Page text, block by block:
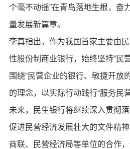
个毫不动摇”在青岛落地生根，奋
量发展新篇章。
李真指出，作为我国首家主要由
性股份制商业银行，始终坚持“民
围绕“民营企业的银行、敏捷开放
的理念，以实际行动践行“服务民
未来，民生银行将继续深入贯彻
促进民营经济发展壮大的文件精
商联、民营经济局等单位的合作